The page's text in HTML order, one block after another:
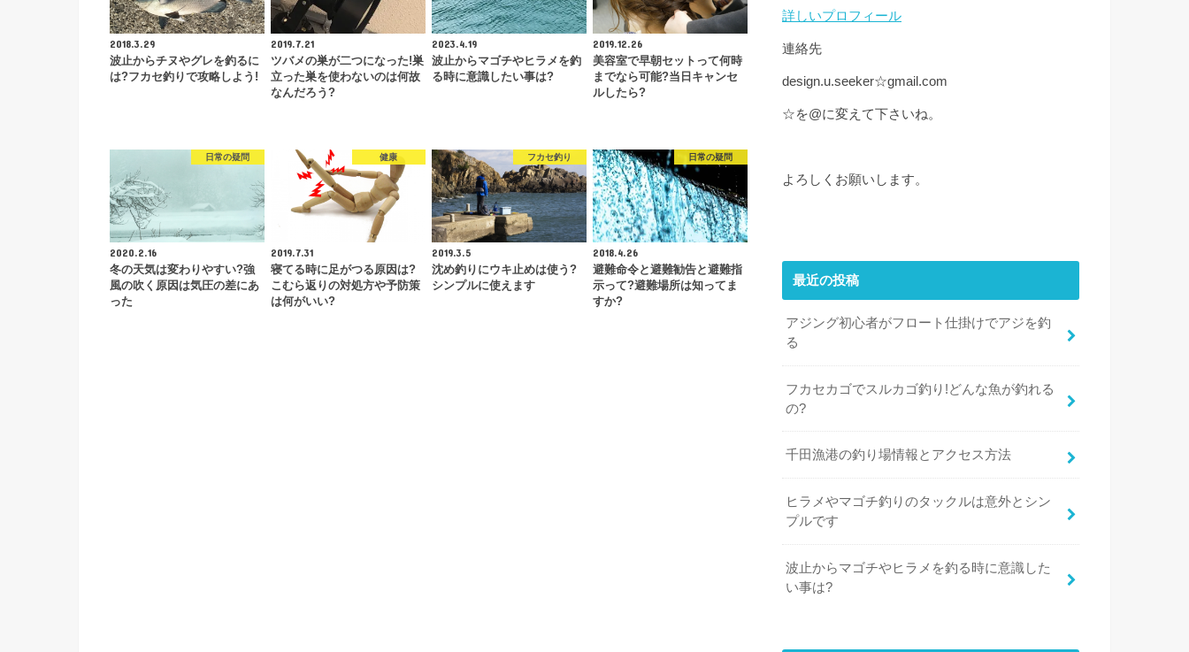
2018.3.29
波止からチヌやグレを釣るに
は?フカセ釣りで攻略しよう!
2019.7.21
ツバメの巣が二つになった!巣
立った巣を使わないのは何故
なんだろう?
2023.4.19
波止からマゴチやヒラメを釣
る時に意識したい事は?
2019.12.26
美容室で早朝セットって何時
までなら可能?当日キャンセ
ルしたら?
日常の疑問
2020.2.16
冬の天気は変わりやすい?強
風の吹く原因は気圧の差にあ
った
健康
2019.7.31
寝てる時に足がつる原因は?
こむら返りの対処方や予防策
は何がいい?
フカセ釣り
2019.3.5
沈め釣りにウキ止めは使う?
シンプルに使えます
日常の疑問
2018.4.26
避難命令と避難勧告と避難指
示って?避難場所は知ってま
すか?
詳しいプロフィール
連絡先
design.u.seeker☆gmail.com
☆を@に変えて下さいね。
よろしくお願いします。
最近の投稿
アジング初心者がフロート仕掛けでアジを釣
る
フカセカゴでスルカゴ釣り!どんな魚が釣れる
の?
千田漁港の釣り場情報とアクセス方法
ヒラメやマゴチ釣りのタックルは意外とシン
プルです
波止からマゴチやヒラメを釣る時に意識した
い事は?